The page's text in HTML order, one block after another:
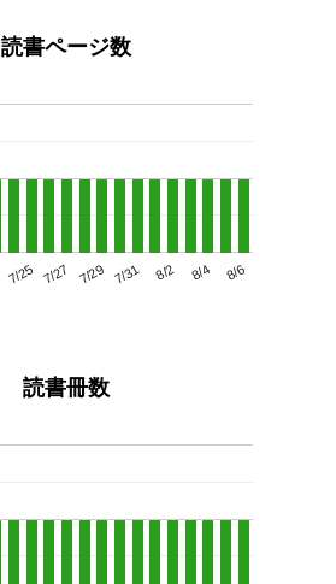
読書ページ数
7/25 7/27 7/29 7/31 8/2 8/4 8/6
読書冊数